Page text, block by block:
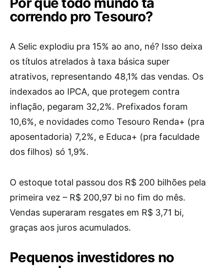
correndo pro Tesouro?
A Selic explodiu pra 15% ao ano, né? Isso deixa
os títulos atrelados à taxa básica super
atrativos, representando 48,1% das vendas. Os
indexados ao IPCA, que protegem contra
inflação, pegaram 32,2%. Prefixados foram
10,6%, e novidades como Tesouro Renda+ (pra
aposentadoria) 7,2%, e Educa+ (pra faculdade
dos filhos) só 1,9%.
O estoque total passou dos R$ 200 bilhões pela
primeira vez – R$ 200,97 bi no fim do mês.
Vendas superaram resgates em R$ 3,71 bi,
graças aos juros acumulados.
Pequenos investidores no